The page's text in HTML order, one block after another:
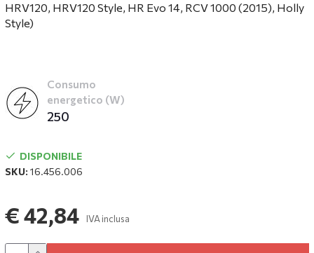
HRV120, HRV120 Style, HR Evo 14, RCV 1000 (2015), Holly
Style)
Consumo
energetico (W)
250
DISPONIBILE
SKU: 16.456.006
€ 42,84 IVA inclusa